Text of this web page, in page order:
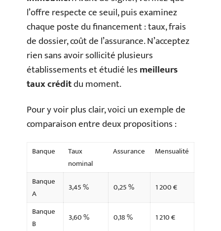
l’offre respecte ce seuil, puis examinez
chaque poste du financement : taux, frais
de dossier, coût de l’assurance. N’acceptez
rien sans avoir sollicité plusieurs
établissements et étudié lesmeilleurs
taux créditdu moment.
Pour y voir plus clair, voici un exemple de
comparaison entre deux propositions :
Banque
Taux
nominal
Assurance Mensualité
Banque
A
3,45 % 0,25 %
1 200 €
Banque
B
3,60 % 0,18 % 1 210 €